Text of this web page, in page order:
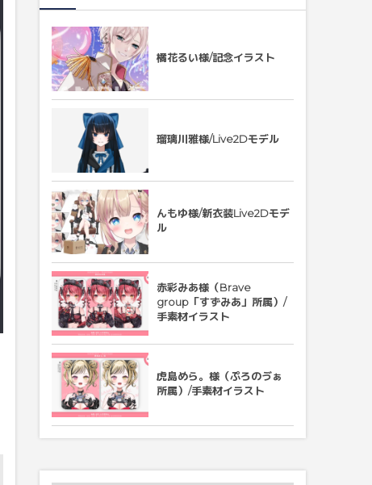
橘花るい様/記念イラスト
瑠璃川雅様/Live2Dモデル
んもゆ様/新衣装Live2Dモデ
ル
赤彩みあ様（Brave
group「すずみあ」所属）/
手素材イラスト
虎島めら。様（ぷろのゔぁ
所属）/手素材イラスト